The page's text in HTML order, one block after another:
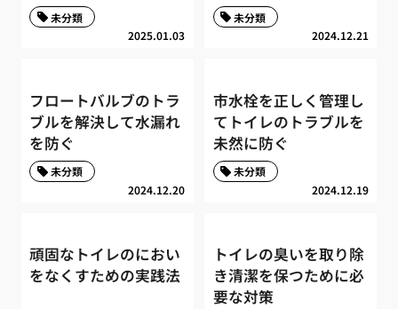
2025.01.03
未分類
2024.12.21
未分類
フロートバルブのトラ
ブルを解決して水漏れ
を防ぐ
2024.12.20
未分類
市水栓を正しく管理し
てトイレのトラブルを
未然に防ぐ
2024.12.19
未分類
頑固なトイレのにおい
をなくすための実践法
トイレの臭いを取り除
き清潔を保つために必
要な対策